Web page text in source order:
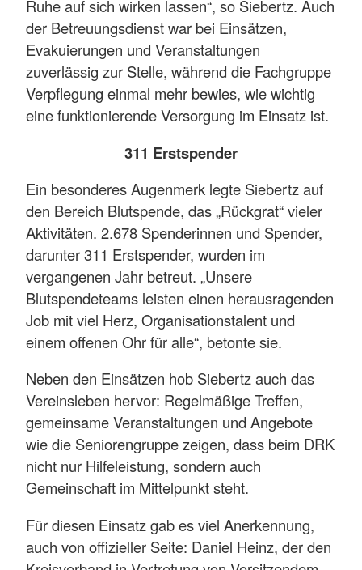
Ruhe auf sich wirken lassen“, so Siebertz. Auch
der Betreuungsdienst war bei Einsätzen,
Evakuierungen und Veranstaltungen
zuverlässig zur Stelle, während die Fachgruppe
Verpflegung einmal mehr bewies, wie wichtig
eine funktionierende Versorgung im Einsatz ist.
311 Erstspender
Ein besonderes Augenmerk legte Siebertz auf
den Bereich Blutspende, das „Rückgrat“ vieler
Aktivitäten. 2.678 Spenderinnen und Spender,
darunter 311 Erstspender, wurden im
vergangenen Jahr betreut. „Unsere
Blutspendeteams leisten einen herausragenden
Job mit viel Herz, Organisationstalent und
einem offenen Ohr für alle“, betonte sie.
Neben den Einsätzen hob Siebertz auch das
Vereinsleben hervor: Regelmäßige Treffen,
gemeinsame Veranstaltungen und Angebote
wie die Seniorengruppe zeigen, dass beim DRK
nicht nur Hilfeleistung, sondern auch
Gemeinschaft im Mittelpunkt steht.
Für diesen Einsatz gab es viel Anerkennung,
auch von offizieller Seite: Daniel Heinz, der den